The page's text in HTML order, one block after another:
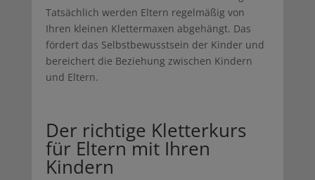
Tatsächlich werden Eltern regelmäßig von
Ihren kleinen Klettermaxen abgehängt. Das
fördert das Selbstbewusstsein der Kinder und
bereichert die Beziehung zwischen Kindern
und Eltern.
Der richtige Kletterkurs
für Eltern mit Ihren
Kindern